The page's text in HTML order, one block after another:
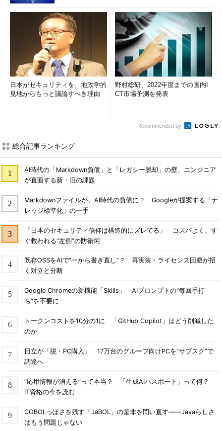
日本がセキュリティを、地政学的
見地からもっと議論すべき理由
野村総研、2022年度までの国内I
CT市場予測を発表
Recommended by
総合記事ランキング
AI時代の「Markdown負債」と「レガシー脱却」の壁、エンジニア
が直面する新・旧の課題
Markdownファイルが、AI時代の負債に？ Googleが提案する「ナ
レッジ標準化」の一手
「日本のセキュリティ信仰は構造的にズレてる」 コスパよく、す
ぐ救われる“左側”の防衛術
既存OSSをAIで“一から書き直し”？ 再実装・ライセンス回避が招
く対立と分断
Google Chromeの新機能「Skills」 AIプロンプトの“毎回手打
ち”を不要に
トークンコストを10分の1に 「GitHub Copilot」はどう削減した
のか
日立が「脱・PC購入」 17万台のグループ向けPCを“サブスク”で
調達へ
“応用情報が消える”って本当？ 「生成AIパスポート」って何？
IT資格の今を読む
COBOLっぽさを残す「JaBOL」の是非を問い直す――Javaらしさ
はもう問題じゃない